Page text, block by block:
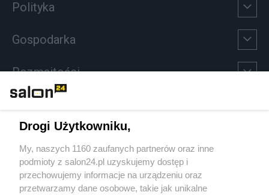
Polityka
Gospodarka
Rozmaitości
Sport
Społeczeństwo
Drogi Użytkowniku,
My, naszych 1160 zaufanych partnerów oraz inne
podmioty z salon24.pl uzyskujemy dostęp i
przechowujemy informacje na urządzeniu oraz
przetwarzamy dane osobowe, takie jak unikalne